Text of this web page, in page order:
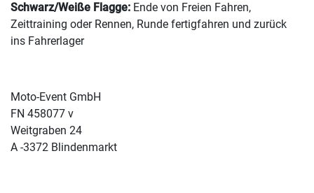
Schwarz/Weiße Flagge: Ende von Freien Fahren,
Zeittraining oder Rennen, Runde fertigfahren und zurück
ins Fahrerlager
Moto-Event GmbH
FN 458077 v
Weitgraben 24
A -3372 Blindenmarkt